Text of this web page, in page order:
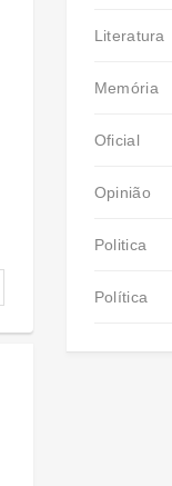
Literatura
Memória
Oficial
Opinião
Politica
Política